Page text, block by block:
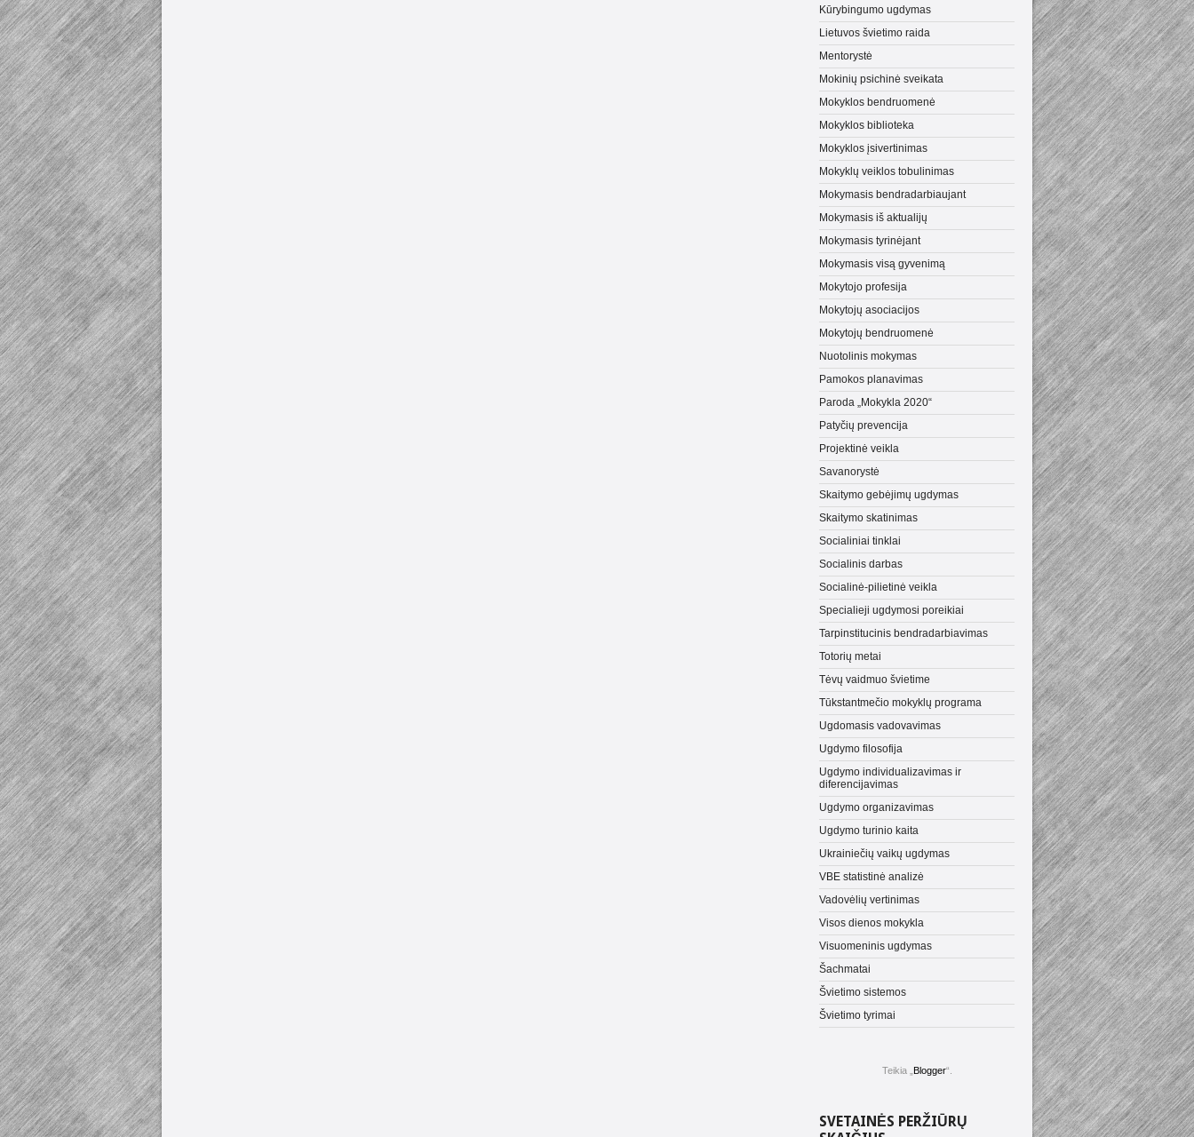
Kūrybingumo ugdymas
Lietuvos švietimo raida
Mentorystė
Mokinių psichinė sveikata
Mokyklos bendruomenė
Mokyklos biblioteka
Mokyklos įsivertinimas
Mokyklų veiklos tobulinimas
Mokymasis bendradarbiaujant
Mokymasis iš aktualijų
Mokymasis tyrinėjant
Mokymasis visą gyvenimą
Mokytojo profesija
Mokytojų asociacijos
Mokytojų bendruomenė
Nuotolinis mokymas
Pamokos planavimas
Paroda „Mokykla 2020“
Patyčių prevencija
Projektinė veikla
Savanorystė
Skaitymo gebėjimų ugdymas
Skaitymo skatinimas
Socialiniai tinklai
Socialinis darbas
Socialinė-pilietinė veikla
Specialieji ugdymosi poreikiai
Tarpinstitucinis bendradarbiavimas
Totorių metai
Tėvų vaidmuo švietime
Tūkstantmečio mokyklų programa
Ugdomasis vadovavimas
Ugdymo filosofija
Ugdymo individualizavimas ir
diferencijavimas
Ugdymo organizavimas
Ugdymo turinio kaita
Ukrainiečių vaikų ugdymas
VBE statistinė analizė
Vadovėlių vertinimas
Visos dienos mokykla
Visuomeninis ugdymas
Šachmatai
Švietimo sistemos
Švietimo tyrimai
Teikia „ Blogger“.
SVETAINĖS PERŽIŪRŲ